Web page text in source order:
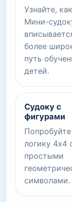
Узнайте, как
Мини-
более
путь
детей.
Судоку с
фигурами
логику 4x4
простыми
символами.